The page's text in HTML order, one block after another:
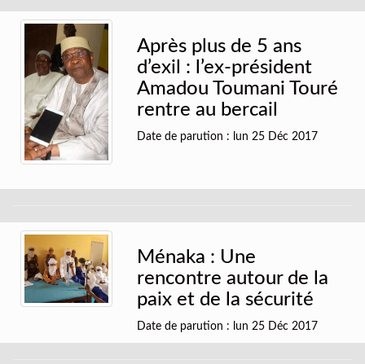
Après plus de 5 ans
d’exil : l’ex-président
Amadou Toumani Touré
rentre au bercail
Date de parution : lun 25 Déc 2017
Ménaka : Une
rencontre autour de la
paix et de la sécurité
Date de parution : lun 25 Déc 2017